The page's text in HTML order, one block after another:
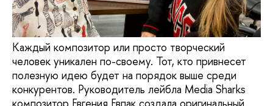
Каждый композитор или просто творческий
человек уникален по-своему. Тот, кто привнесет
полезную идею будет на порядок выше среди
конкурентов. Руководитель лейбла Media Sharks